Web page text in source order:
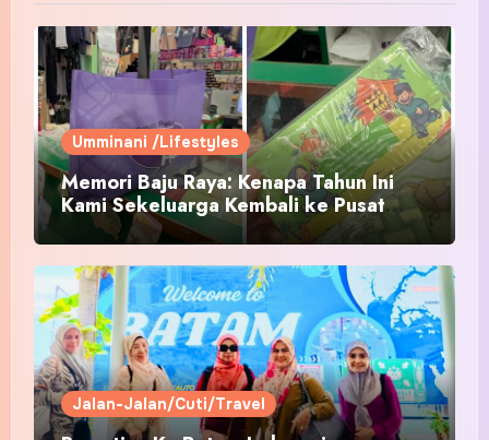
Umminani /Lifestyles
Memori Baju Raya: Kenapa Tahun Ini
Kami Sekeluarga Kembali ke Pusat
Pakaian Hari-Hari?
Jalan-Jalan/Cuti/Travel